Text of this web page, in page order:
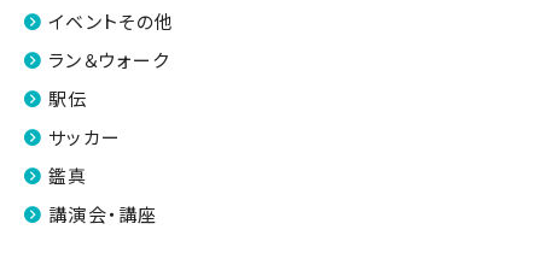
笠沙アートフェスティバルin南さつま「第27回南さつま
児童生徒美術展」入賞作品公開
2024.09.09
第28回サイクルシティ南さつま小学生一輪車大会in
イベントその他
ラン＆ウォーク
駅伝
サッカー
鑑真
講演会・講座